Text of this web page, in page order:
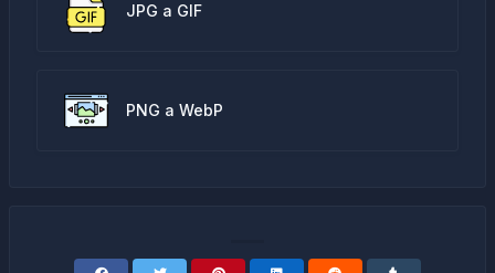
JPG a GIF
PNG a WebP